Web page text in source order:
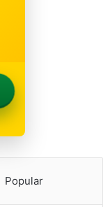
Popular